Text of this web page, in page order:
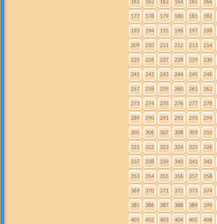
161 162 163 164 165 166
177 178 179 180 181 182
193 194 195 196 197 198
209 210 211 212 213 214
225 226 227 228 229 230
241 242 243 244 245 246
257 258 259 260 261 262
273 274 275 276 277 278
289 290 291 292 293 294
305 306 307 308 309 310
321 322 323 324 325 326
337 338 339 340 341 342
353 354 355 356 357 358
369 370 371 372 373 374
385 386 387 388 389 390
401 402 403 404 405 406